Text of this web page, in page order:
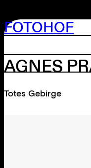
FOTOHOF
AGNES
Totes Gebirge